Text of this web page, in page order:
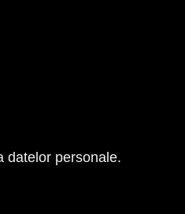
datelor personale.